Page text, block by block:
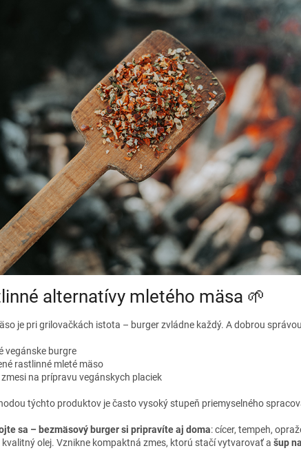
alternatívy mletého mäsa 🌱
je pri grilovačkách istota – burger zvládne každý. A dobrou
vegánske burgre
rastlinné mleté mäso
na prípravu vegánskych placiek
týchto produktov je často vysoký stupeň priemyselného
sa – bezmäsový burger si pripravíte aj doma: cícer, tempeh,
kvalitný olej. Vznikne kompaktná zmes, ktorú stačí vytvarovať a šup